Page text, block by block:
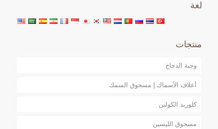
لغة
منتجات
وجبة الدجاج
أعلاف الأسماك | مسحوق السمك
كلوريد الكولين
مسحوق الليسين